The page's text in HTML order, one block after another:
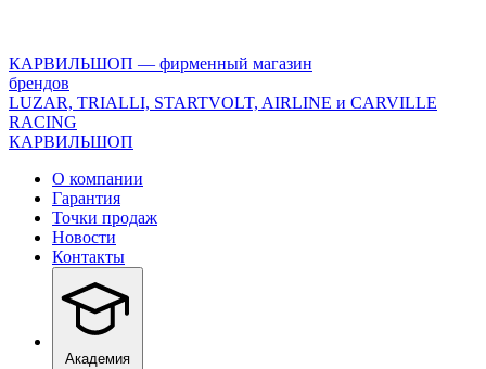
version="1.0"
encoding="utf-
8"?
>
КАРВИЛЬШОП — фирменный магазин
брендов
LUZAR, TRIALLI, STARTVOLT, AIRLINE и CARVILLE
RACING
КАРВИЛЬШОП
О компании
Гарантия
Точки продаж
Новости
Контакты
Академия